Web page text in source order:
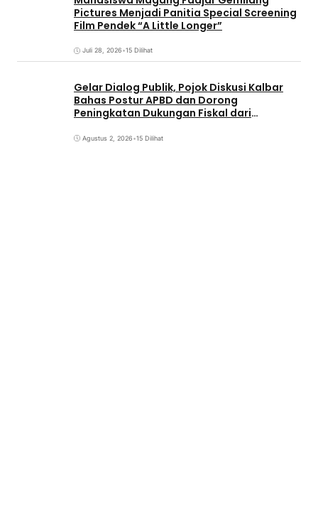
Pictures Menjadi Panitia Special Screening
Film Pendek “A Little Longer”
Juli 28, 2026•15 Dilihat
Gelar Dialog Publik, Pojok Diskusi Kalbar
Bahas Postur APBD dan Dorong
Peningkatan Dukungan Fiskal dari
Agustus 2, 2026•15 Dilihat